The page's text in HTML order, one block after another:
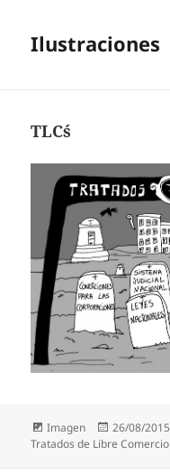
Ilustraciones
TLC´s
Formato
Imagen
Publicado
el
26/08/2015
Tratados de Libre Comercio